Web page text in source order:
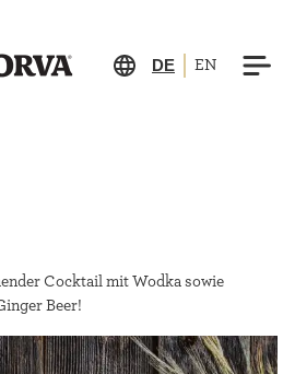
DE EN
Cocktail mit Wodka sowie
Beer!